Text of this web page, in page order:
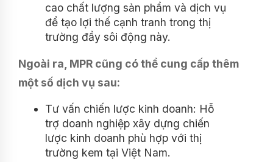
cao chất lượng sản phẩm và dịch vụ
để tạo lợi thế cạnh tranh trong thị
trường đầy sôi động này.
Ngoài ra, MPR cũng có thể cung cấp thêm
một số dịch vụ sau:
Tư vấn chiến lược kinh doanh: Hỗ
trợ doanh nghiệp xây dựng chiến
lược kinh doanh phù hợp với thị
trường kem tại Việt Nam.